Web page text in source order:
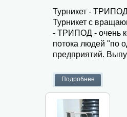
Турникет -
Турникет с
- ТРИПОД - очень
потока людей "по
предприятий.